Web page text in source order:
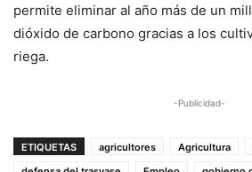
permite eliminar al año más de un
dióxido de carbono gracias a los
riega.
-Publicidad-
ETIQUETAS agricultores Agricultura